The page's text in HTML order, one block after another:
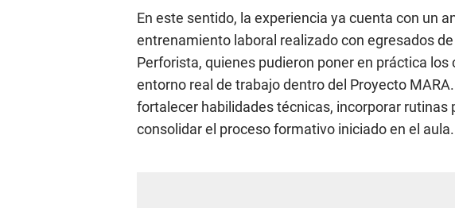
En este sentido, la experiencia ya cuenta con un
entrenamiento laboral realizado con egresados
Perforista, quienes pudieron poner en práctica
entorno real de trabajo dentro del Proyecto
fortalecer habilidades técnicas, incorporar rutinas
consolidar el proceso formativo iniciado en el aula.